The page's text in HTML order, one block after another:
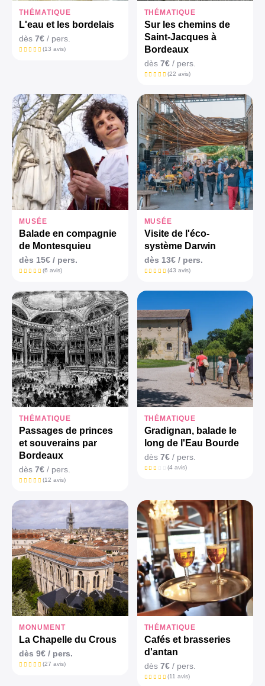
THÉMATIQUE
L'eau et les bordelais
dès 7€ / pers.
(13 avis)
THÉMATIQUE
Sur les chemins de
Saint-Jacques à
Bordeaux
dès 7€/ pers.
(22 avis)
MUSÉE
Balade en compagnie
de Montesquieu
dès 15€ / pers.
(6 avis)
MUSÉE
Visite de l'éco-
système Darwin
dès 13€/ pers.
(43 avis)
THÉMATIQUE
Passages de princes
et souverains par
Bordeaux
dès 7€ / pers.
(12 avis)
THÉMATIQUE
Gradignan, balade le
long de l'Eau Bourde
dès 7€/ pers.
(4 avis)
MONUMENT
La Chapelle du Crous
dès 9€ / pers.
(27 avis)
THÉMATIQUE
Cafés et brasseries
d'antan
dès 7€/ pers.
(11 avis)